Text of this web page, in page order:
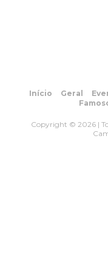
Início Geral
Copyright © 2026 |